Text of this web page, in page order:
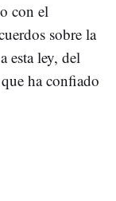
con el
sobre la
esta ley, del
ha confiado